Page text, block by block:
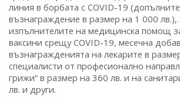
линия в борбата с COVID-19
възнаграждение в размер на 1 000
изпълнителите на медицинска помощ
ваксини срещу COVID-19, месечна
възнагражденията на лекарите в
специалисти от професионално
грижи“ в размер на 360 лв. и на
лв. и други.